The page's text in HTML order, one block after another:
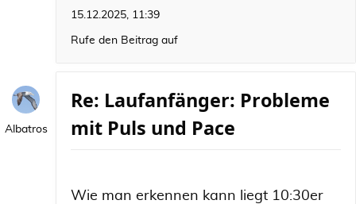
15.12.2025, 11:39
Rufe den Beitrag auf
Albatros
Re: Laufanfänger: Probleme
mit Puls und Pace
Wie man erkennen kann liegt 10:30er